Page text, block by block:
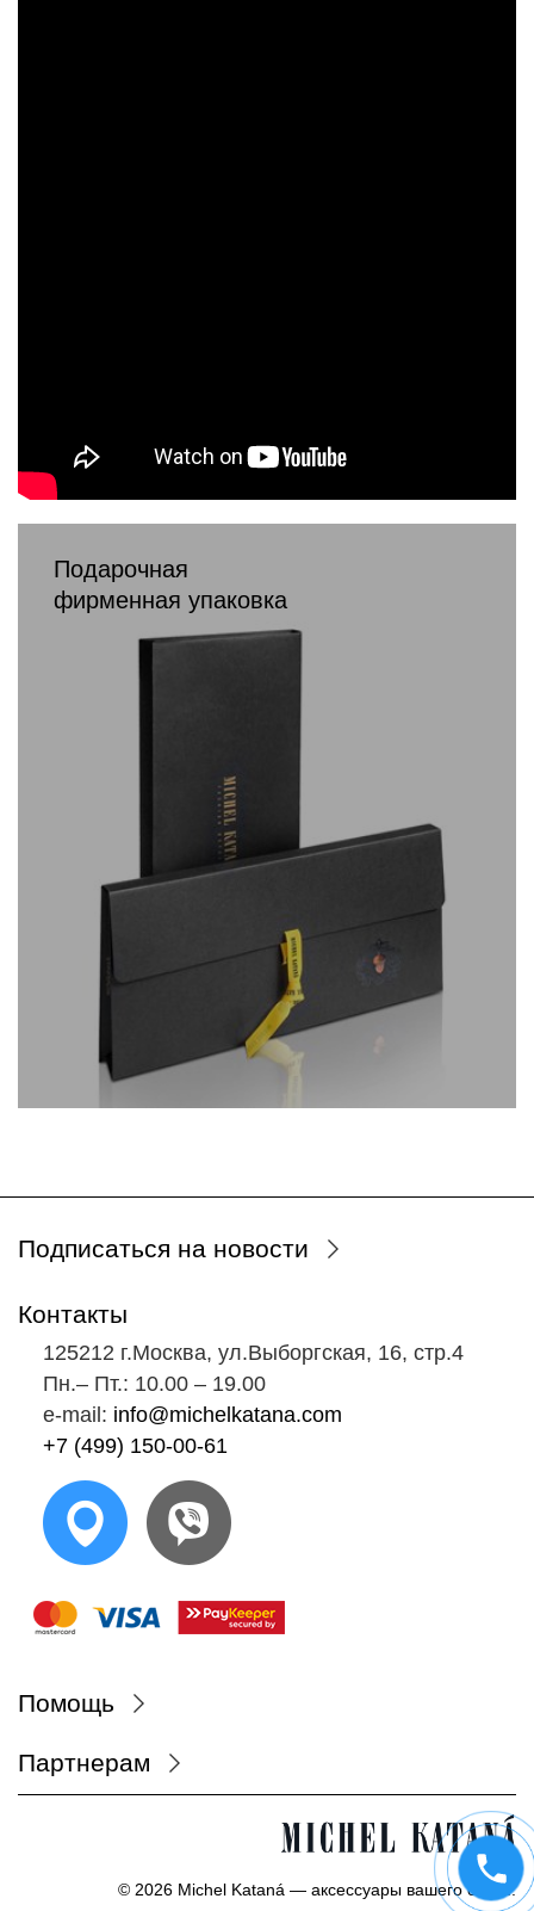
Подарочная
фирменная упаковка
Подписаться на новости
Контакты
125212 г.Москва, ул.Выборгская, 16, стр.4
Пн.‒ Пт.: 10.00 ‒ 19.00
e-mail: info@michelkatana.com
+7 (499) 150-00-61
Помощь
Партнерам
© 2026 Michel Kataná — аксессуары вашего стиля.